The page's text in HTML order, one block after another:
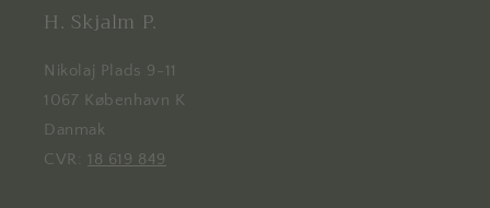
H. Skjalm P.
Nikolaj Plads 9-11
1067 København K
Danmak
CVR: 18 619 849